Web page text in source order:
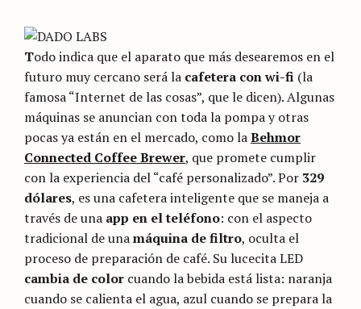
Todo indica que el aparato que más desearemos en el
futuro muy cercano será la cafetera con wi-fi (la
famosa “Internet de las cosas”, que le dicen). Algunas
máquinas se anuncian con toda la pompa y otras
pocas ya están en el mercado, como laBehmor
Connected Coffee Brewer, que promete cumplir
con la experiencia del “café personalizado”. Por 329
dólares, es una cafetera inteligente que se maneja a
través de una app en el teléfono: con el aspecto
tradicional de unamáquina de filtro, oculta el
proceso de preparación de café. Su lucecita LED
cambia de color cuando la bebida está lista: naranja
cuando se calienta el agua, azul cuando se prepara la